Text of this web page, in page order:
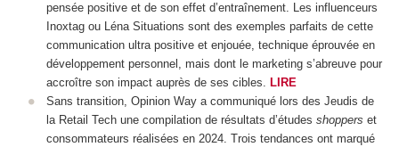
pensée positive et de son effet d’entraînement. Les influenceurs
Inoxtag ou Léna Situations sont des exemples parfaits de cette
communication ultra positive et enjouée, technique éprouvée en
développement personnel, mais dont le marketing s’abreuve pour
accroître son impact auprès de ses cibles. LIRE
Sans transition, Opinion Way a communiqué lors des Jeudis de
la Retail Tech une compilation de résultats d’études shoppers et
consommateurs réalisées en 2024. Trois tendances ont marqué